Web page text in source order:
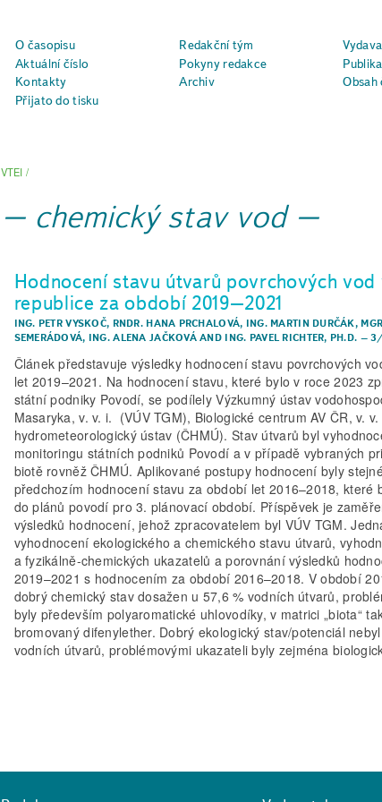
O časopisu Redakční tým
Aktuální číslo
Pokyny redakce
Kontakty
Archiv
Obsah
Přijato do tisku
VTEI /
chemický stav vod
Hodnocení stavu útvarů povrchových vod
republice za období 2019–2021
ING. PETR VYSKOČ, RNDR. HANA PRCHALOVÁ, ING. MARTIN DURČÁK,
SEMERÁDOVÁ, ING. ALENA JAČKOVÁAND ING. PAVEL RICHTER, PH.D. –
Článek představuje výsledky hodnocení stavu povrchových
let 2019–2021. Na hodnocení stavu, které bylo v roce 2023
státní podniky Povodí, se podílely Výzkumný ústav
Masaryka, v. v. i. (VÚV TGM), Biologické centrum AV ČR, v.
hydrometeorologický ústav (ČHMÚ). Stav útvarů byl
monitoringu státních podniků Povodí a v případě vybraných
biotě rovněž ČHMÚ. Aplikované postupy hodnocení byly
předchozím hodnocení stavu za období let 2016–2018, které
do plánů povodí pro 3. plánovací období. Příspěvek je
výsledků hodnocení, jehož zpracovatelem byl VÚV TGM.
vyhodnocení ekologického a chemického stavu útvarů,
a fyzikálně-chemických ukazatelů a porovnání výsledků
2019–2021 s hodnocením za období 2016–2018. V období
dobrý chemický stav dosažen u 57,6 % vodních útvarů,
byly především polyaromatické uhlovodíky, v matrici „biota“
bromovaný difenylether. Dobrý ekologický stav/potenciál
vodních útvarů, problémovými ukazateli byly zejména